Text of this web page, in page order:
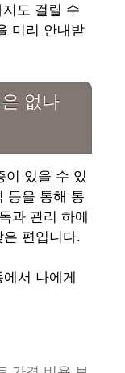
도 걸릴 수
미리 안내받
없나
이 있을 수 있
등을 통해 통
과 관리 하에
편입니다.
서 나에게